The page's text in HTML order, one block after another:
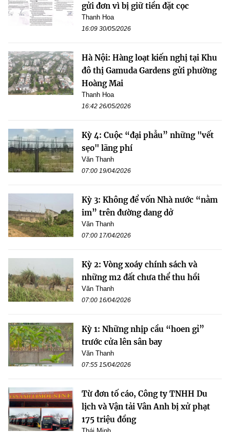
gửi đơn vì bị giữ tiền đặt cọc
Thanh Hoa
16:09 30/05/2026
Hà Nội: Hàng loạt kiến nghị tại Khu
đô thị Gamuda Gardens gửi phường
Hoàng Mai
Thanh Hoa
16:42 26/05/2026
Kỳ 4: Cuộc “đại phẫu” những "vết
sẹo" lãng phí
Văn Thanh
07:00 19/04/2026
Kỳ 3: Không để vốn Nhà nước “nằm
im” trên đường dang dở
Văn Thanh
07:00 17/04/2026
Kỳ 2: Vòng xoáy chính sách và
những m2 đất chưa thể thu hồi
Văn Thanh
07:00 16/04/2026
Kỳ 1: Những nhịp cầu “hoen gỉ”
trước cửa lên sân bay
Văn Thanh
07:55 15/04/2026
Từ đơn tố cáo, Công ty TNHH Du
lịch và Vận tải Vân Anh bị xử phạt
175 triệu đồng